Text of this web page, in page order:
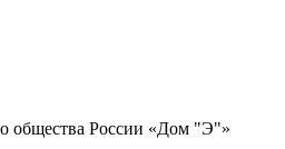
общества России «Дом "Э"»